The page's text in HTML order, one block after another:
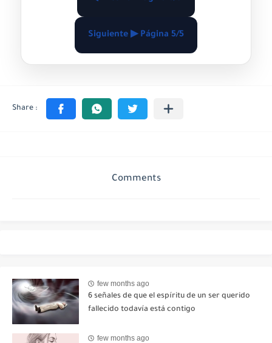
Siguiente ▶ Página 5/5
Comments
few months ago
6 señales de que el espíritu de un ser querido
fallecido todavía está contigo
few months ago